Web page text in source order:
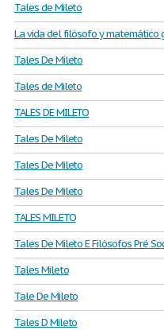
Tales de Mileto
La vida del filósofo y matemático
Tales De Mileto
Tales de Mileto
TALES DE MILETO
Tales De Mileto
Tales De Mileto
Tales De Mileto
TALES MILETO
Tales De Mileto E Filósofos Pré
Tales Mileto
Tale De Mileto
Tales D Mileto